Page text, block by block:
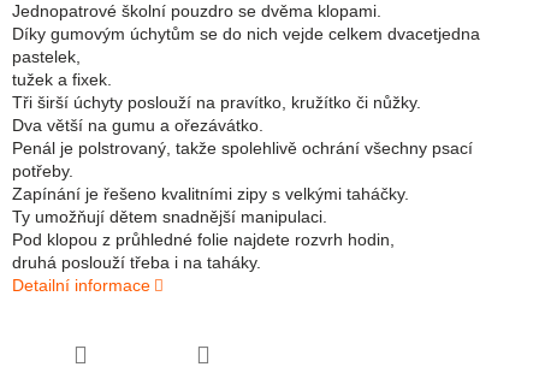
Jednopatrové školní pouzdro se dvěma klopami.
Díky gumovým úchytům se do nich vejde celkem dvacetjedna
pastelek,
tužek a fixek.
Tři širší úchyty poslouží na pravítko, kružítko či nůžky.
Dva větší na gumu a ořezávátko.
Penál je polstrovaný, takže spolehlivě ochrání všechny psací
potřeby.
Zapínání je řešeno kvalitními zipy s velkými taháčky.
Ty umožňují dětem snadnější manipulaci.
Pod klopou z průhledné folie najdete rozvrh hodin,
druhá poslouží třeba i na taháky.
Detailní informace